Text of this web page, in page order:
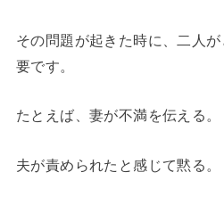
その問題が起きた時に、二人
要です。
たとえば、妻が不満を伝える。
夫が責められたと感じて黙る。